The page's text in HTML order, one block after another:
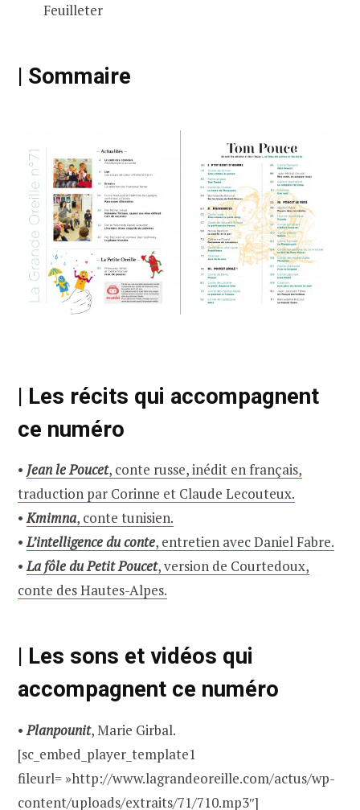
Feuilleter
| Sommaire
| Les récits qui accompagnent
ce numéro
• Jean le Poucet, conte russe, inédit en français,
traduction par Corinne et Claude Lecouteux.
•Kmimna, conte tunisien.
•L’intelligence du conte, entretien avec Daniel Fabre.
•La fôle du Petit Poucet, version de Courtedoux,
conte des Hautes-Alpes.
| Les sons et vidéos qui
accompagnent ce numéro
•Planpounit, Marie Girbal.
[sc_embed_player_template1
fileurl= »http://www.lagrandeoreille.com/actus/wp-
content/uploads/extraits/71/710.mp3″]